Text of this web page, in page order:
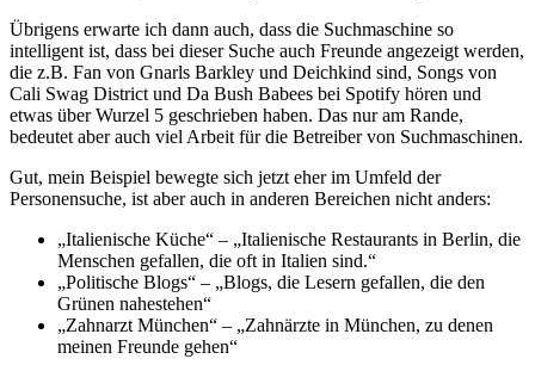
Übrigens erwarte ich dann auch, dass die Suchmaschine so
intelligent ist, dass bei dieser Suche auch Freunde angezeigt werden,
die z.B. Fan von Gnarls Barkley und Deichkind sind, Songs von
Cali Swag District und Da Bush Babees bei Spotify hören und
etwas über Wurzel 5 geschrieben haben. Das nur am Rande,
bedeutet aber auch viel Arbeit für die Betreiber von Suchmaschinen.
Gut, mein Beispiel bewegte sich jetzt eher im Umfeld der
Personensuche, ist aber auch in anderen Bereichen nicht anders:
„Italienische Küche“ – „Italienische Restaurants in Berlin, die
Menschen gefallen, die oft in Italien sind.“
„Politische Blogs“ – „Blogs, die Lesern gefallen, die den
Grünen nahestehen“
„Zahnarzt München“ – „Zahnärzte in München, zu denen
meinen Freunde gehen“